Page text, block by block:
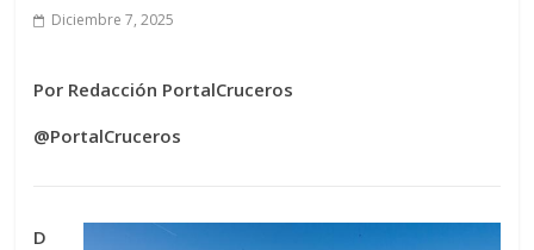
Diciembre 7, 2025
Por Redacción PortalCruceros
@PortalCruceros
D